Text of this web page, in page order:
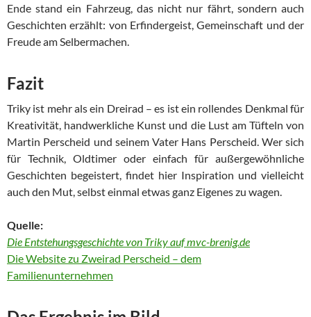
Ende stand ein Fahrzeug, das nicht nur fährt, sondern auch
Geschichten erzählt: von Erfindergeist, Gemeinschaft und der
Freude am Selbermachen.
Fazit
Triky ist mehr als ein Dreirad – es ist ein rollendes Denkmal für
Kreativität, handwerkliche Kunst und die Lust am Tüfteln von
Martin Perscheid und seinem Vater Hans Perscheid. Wer sich
für Technik, Oldtimer oder einfach für außergewöhnliche
Geschichten begeistert, findet hier Inspiration und vielleicht
auch den Mut, selbst einmal etwas ganz Eigenes zu wagen.
Quelle:
Die Entstehungsgeschichte von Triky auf mvc-brenig.de
Die Website zu Zweirad Perscheid – dem
Familienunternehmen